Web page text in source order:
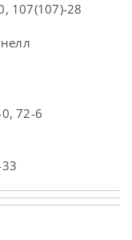
107(107)-28
72-6